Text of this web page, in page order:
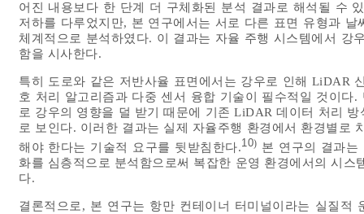
어진 내용보다 한 단계 더 구체화된 분석 결과로 해석될 수
저하를 다루었지만, 본 연구에서는 서로 다른 표면 유형과
체계적으로 분석하였다. 이 결과는 자율 주행 시스템에서 강
함을 시사한다.
특히 도로와 같은 저반사율 표면에서는 강우로 인해 LiDAR
호 처리 알고리즘과 다중 센서 융합 기술이 필수적일 것이다
로 강우의 영향을 덜 받기 때문에 기존 LiDAR 데이터 처리
로 보인다. 이러한 결과는 실제 자율주행 환경에서 환경별로
해야 한다는 기술적 요구를 뒷받침한다.10) 본 연구의 결과
화를 심층적으로 분석함으로써 복잡한 운영 환경에서의 시
다.
결론적으로, 본 연구는 항만 컨테이너 터미널이라는 실질